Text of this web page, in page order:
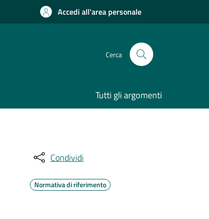
Accedi all'area personale
Cerca
Tutti gli argomenti
Condividi
Normativa di riferimento